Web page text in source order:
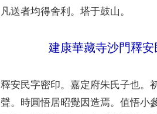
凡送者均得舍利 。塔于鼓山。
建康華藏寺沙門釋
釋安民字密印。嘉定府朱氏子也。
聲。 時圓悟居昭覺因造焉。值悟小